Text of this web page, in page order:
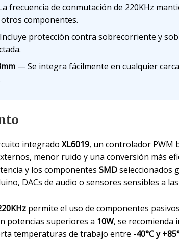
frecuencia de conmutación de 220KHz
componentes.
protección contra sobrecorriente y
— Se integra fácilmente en cualquier
integrado XL6019, un controlador PWM
menor ruido y una conversión más
y los componentes SMDseleccionados
DACs de audio o sensores sensibles a
permite el uso de componentes
potencias superiores a 10W, se recomienda
temperaturas de trabajo entre -40°C y